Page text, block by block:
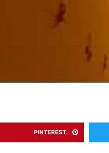
PINTEREST